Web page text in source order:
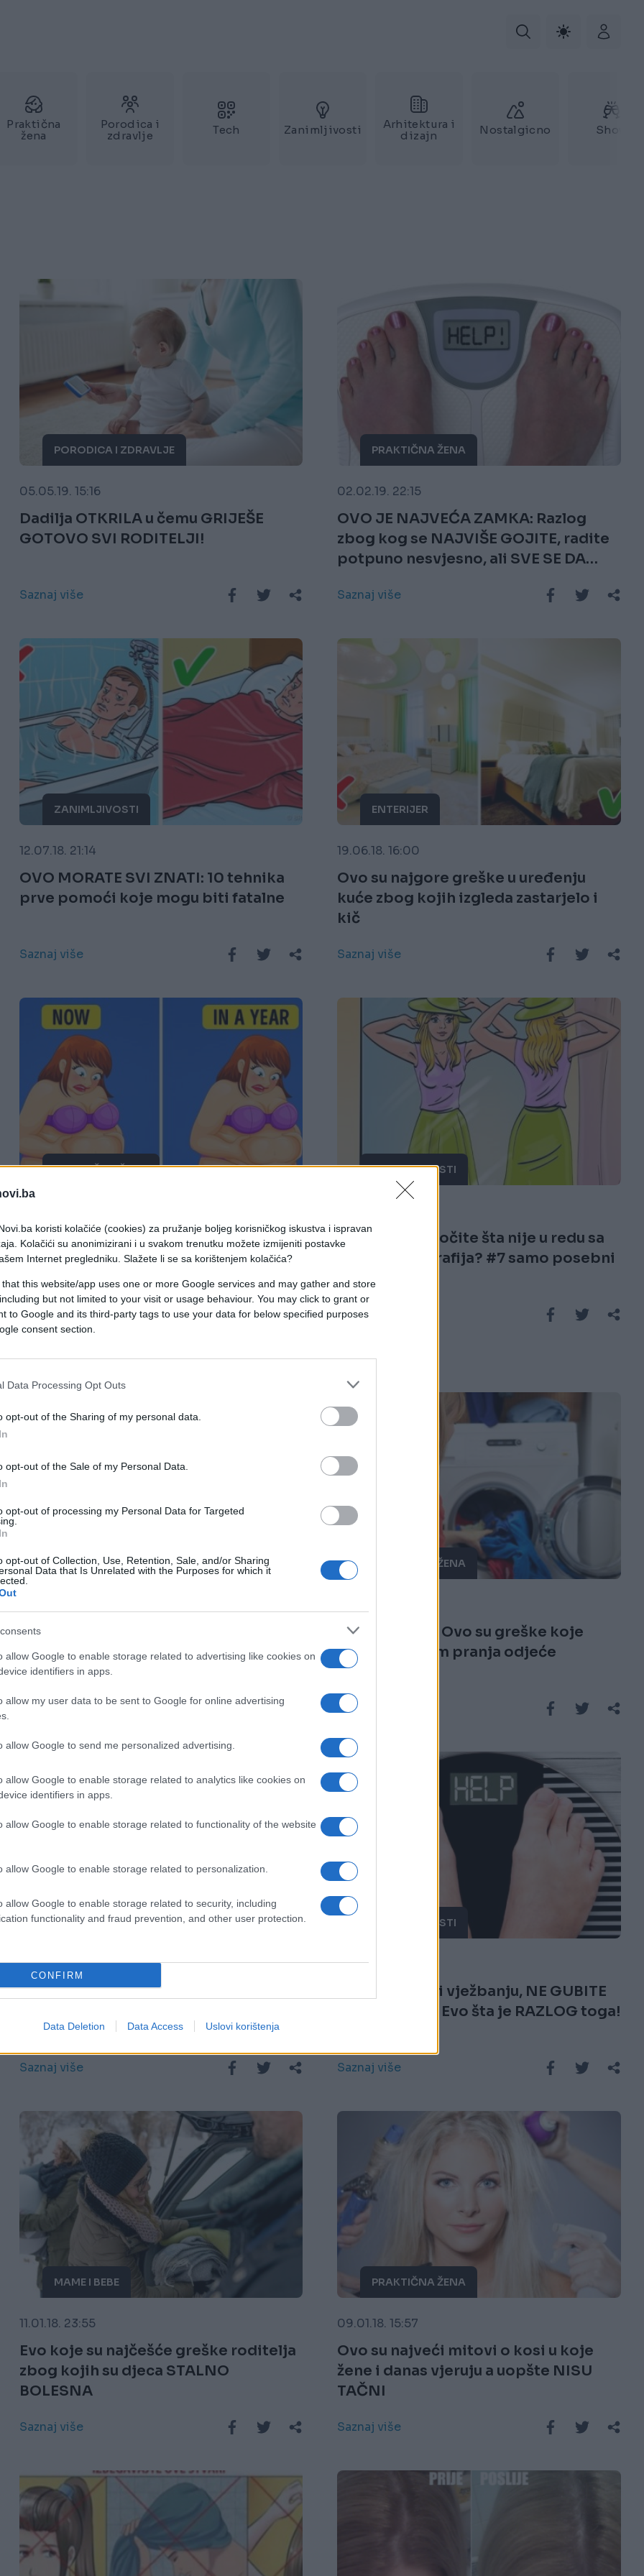
koristi kolačiće (cookies) za pružanje boljeg korisničkog iskustva i ispravan
Kolačići su anonimizirani i u svakom trenutku možete izmijeniti postavke
Internet pregledniku. Slažete li se sa korištenjem kolačića?
that this website/app uses one or more Google services and may gather and store
but not limited to your visit or usage behaviour. You may click to grant or
to Google and its third-party tags to use your data for below specified purposes
consent section.
Data Processing Opt Outs
opt-out of the Sharing of my personal data.
opt-out of the Sale of my Personal Data.
opt-out of processing my Personal Data for Targeted
opt-out of Collection, Use, Retention, Sale, and/or Sharing
Data that Is Unrelated with the Purposes for which it
allow Google to enable storage related to advertising like cookies on
identifiers in apps.
allow my user data to be sent to Google for online advertising
allow Google to send me personalized advertising.
allow Google to enable storage related to analytics like cookies on
identifiers in apps.
allow Google to enable storage related to functionality of the website
allow Google to enable storage related to personalization.
allow Google to enable storage related to security, including
functionality and fraud prevention, and other user protection.
CONFIRM
Data Deletion Data Access Uslovi korištenja
Praktična
žena
Porodica i
zdravlje
Tech Zanimljivosti
Arhitektura i
dizajn
Nostalgicno Show
PORODICA I ZDRAVLJE
05.05.19. 15:16
Dadilja OTKRILA u čemu GRIJEŠE
GOTOVO SVI RODITELJI!
Saznaj više
PRAKTIČNA ŽENA
02.02.19. 22:15
OVO JE NAJVEĆA ZAMKA: Razlog
zbog kog se NAJVIŠE GOJITE, radite
potpuno nesvjesno, ali SVE SE DA
Saznaj više
ZANIMLJIVOSTI
12.07.18. 21:14
OVO MORATE SVI ZNATI: 10 tehnika
prve pomoći koje mogu biti fatalne
Saznaj više
ENTERIJER
19.06.18. 16:00
Ovo su najgore greške u uređenju
kuće zbog kojih izgleda zastarjelo i
kič
Saznaj više
PRAKTIČNA ŽENA
Mršavljenje ne ide kako biste htjeli: 5
razloga zbog kojih ne možete da
smršate
Saznaj više
ZANIMLJIVOSTI
Možete li da uočite šta nije u redu sa
ovih 10 fotografija? #7 samo posebni
mogu riješiti
Saznaj više
ZANIMLJIVOSTI
Dobro pogledajte ovu sliku i recite
šta ste prvo vidjeli? Vaš odgovor
otkrit će gdje najviše griješite u
Saznaj više
PRAKTIČNA ŽENA
ISPRAVITE IH: Ovo su greške koje
činite prilikom pranja odjeće
Saznaj više
ARHITEKTURA I DIZAJN
08.02.18. 19:44
Ovo je najveća greška zbog koje vaša
ukusa
Saznaj više
ZANIMLJIVOSTI
07.02.18. 18:32
Unatoč dijeti i vježbanju, NE GUBITE
KILOGRAME? Evo šta je RAZLOG toga!
Saznaj više
MAME I BEBE
11.01.18. 23:55
Evo koje su najčešće greške roditelja
zbog kojih su djeca STALNO
BOLESNA
Saznaj više
PRAKTIČNA ŽENA
09.01.18. 15:57
Ovo su najveći mitovi o kosi u koje
žene i danas vjeruju a uopšte NISU
TAČNI
Saznaj više